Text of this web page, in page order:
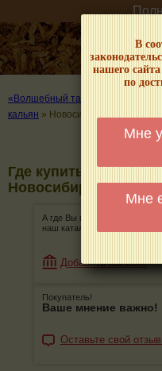
В
нашего
по
Мне
Мне
«Волшебный табачок» – о табаке
кальян » Новосибирск
Где купить табак,
Новосибирске
А где Вы покупаете табак,
наш каталог!
Добавить магазин
Покупатель!
Ваше мнение важно!
Оставьте свой